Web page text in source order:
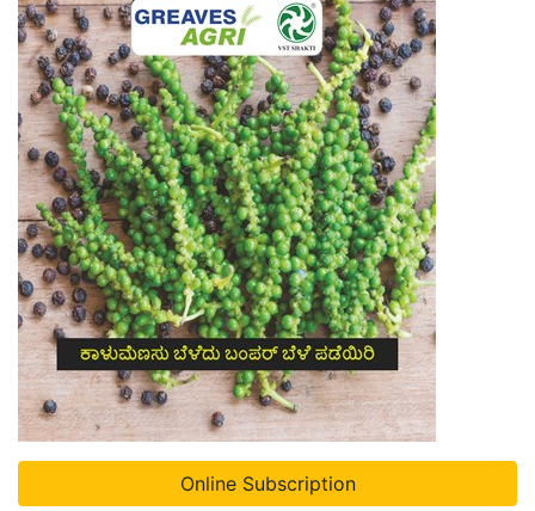
Online Subscription